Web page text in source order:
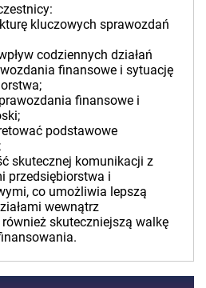
kluczowych sprawozdań
codziennych działań
finansowe i sytuację
finansowe i
podstawowe
skutecznej komunikacji z
przedsiębiorstwa i
co umożliwia lepszą
wewnątrz
skuteczniejszą walkę